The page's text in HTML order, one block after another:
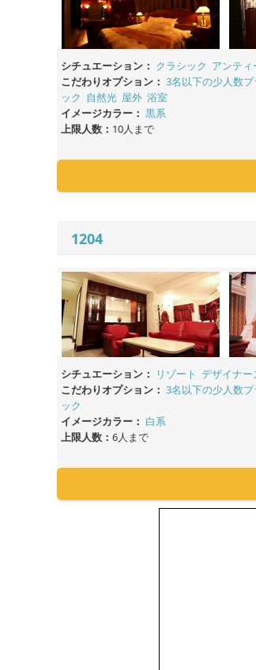
シチュエーション： クラシック アンティ
こだわりオプション： 3名以下の少人数プ
ック 自然光 屋外 浴室
イメージカラー： 黒系
上限人数： 10人まで
1204
シチュエーション： リゾート デザイナー
こだわりオプション： 3名以下の少人数プ
ック
イメージカラー： 白系
上限人数： 6人まで